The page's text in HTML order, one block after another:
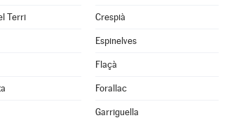
Terri Crespià
Espinelves
Flaçà
Forallac
Garriguella